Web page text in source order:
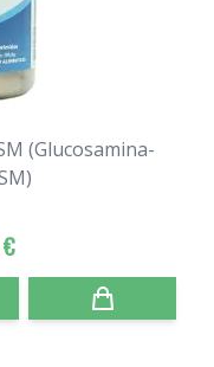
(Glucosamina-